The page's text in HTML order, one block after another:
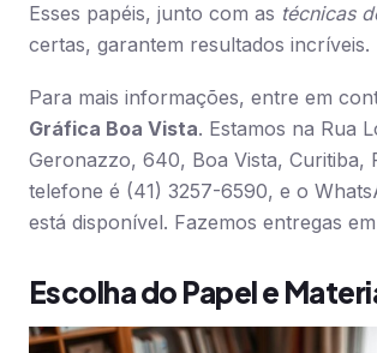
Esses papéis, junto com as técnicas
certas, garantem resultados incríveis.
Para mais informações, entre em
Gráfica Boa Vista. Estamos na Rua
Geronazzo, 640, Boa Vista, Curitiba,
telefone é (41) 3257-6590, e o
está disponível. Fazemos entregas
Escolha do Papel e